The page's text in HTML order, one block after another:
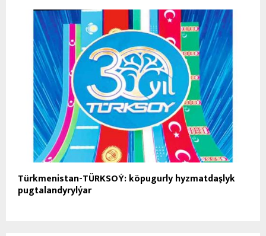
Türkmenistan-TÜRKSOÝ: köpugurly hyzmatdaşlyk
pugtalandyrylýar